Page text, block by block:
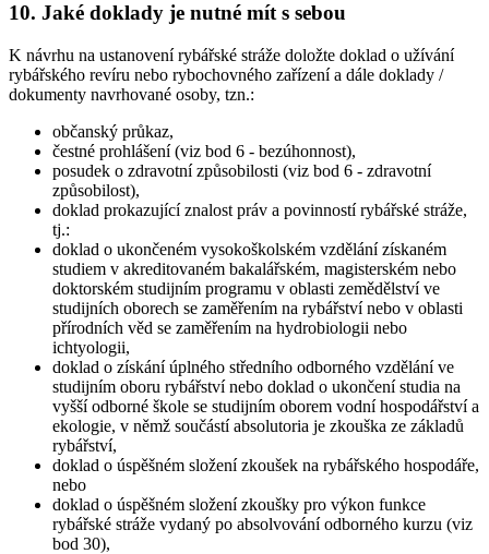
10. Jaké doklady je nutné mít s sebou
K návrhu na ustanovení rybářské stráže doložte doklad o užívání
rybářského revíru nebo rybochovného zařízení a dále doklady /
dokumenty navrhované osoby, tzn.:
občanský průkaz,
čestné prohlášení (viz bod 6 - bezúhonnost),
posudek o zdravotní způsobilosti (viz bod 6 - zdravotní
způsobilost),
doklad prokazující znalost práv a povinností rybářské stráže,
tj.:
doklad o ukončeném vysokoškolském vzdělání získaném
studiem v akreditovaném bakalářském, magisterském nebo
doktorském studijním programu v oblasti zemědělství ve
studijních oborech se zaměřením na rybářství nebo v oblasti
přírodních věd se zaměřením na hydrobiologii nebo
ichtyologii,
doklad o získání úplného středního odborného vzdělání ve
studijním oboru rybářství nebo doklad o ukončení studia na
vyšší odborné škole se studijním oborem vodní hospodářství a
ekologie, v němž součástí absolutoria je zkouška ze základů
rybářství,
doklad o úspěšném složení zkoušek na rybářského hospodáře,
nebo
doklad o úspěšném složení zkoušky pro výkon funkce
rybářské stráže vydaný po absolvování odborného kurzu (viz
bod 30),